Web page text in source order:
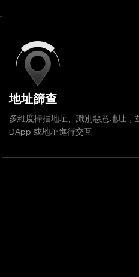
地址篩查
多維度掃描地址、識別惡意地址，
DApp 或地址進行交互